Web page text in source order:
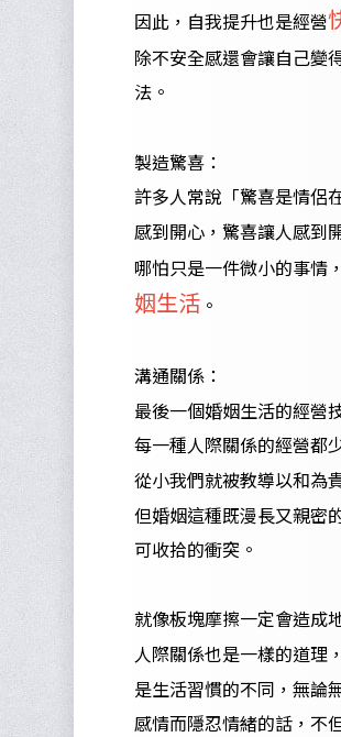
因此，自我提升也是經營
除不安全感還會讓自己變
法。
製造驚喜：
許多人常說「驚喜是情侶
感到開心，驚喜讓人感到
哪怕只是一件微小的事情
姻生活 。
溝通關係：
最後一個婚姻生活的經營
每一種人際關係的經營都
從小我們就被教導以和為
但婚姻這種既漫長又親密
可收拾的衝突。
就像板塊摩擦一定會造成
人際關係也是一樣的道理
是生活習慣的不同，無論
感情而隱忍情緒的話，不